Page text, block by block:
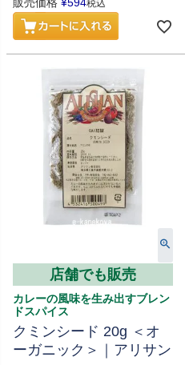
販売価格 ¥594税込
店舗でも販売
カレーの風味を生み出すブレン
ドスパイス
クミンシード 20g ＜オ
ーガニック＞｜アリサン